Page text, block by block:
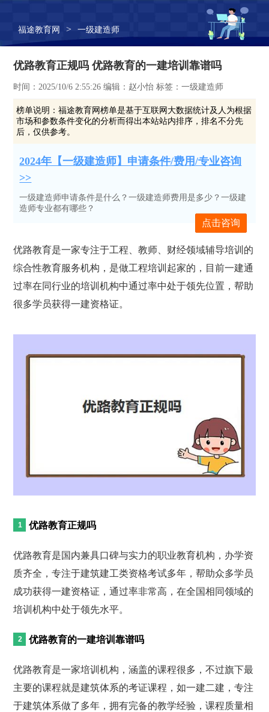
福途教育网 > 一级建造师
优路教育正规吗 优路教育的一建培训靠谱吗
时间：2025/10/6 2:55:26 编辑：赵小怡 标签：一级建造师
榜单说明：福途教育网榜单是基于互联网大数据统计及人为根据
市场和参数条件变化的分析而得出本站站内排序，排名不分先
后，仅供参考。
2024年【一级建造师】申请条件/费用/专业咨询
>>
一级建造师申请条件是什么？一级建造师费用是多少？一级建
造师专业都有哪些？
点击咨询
优路教育是一家专注于工程、教师、财经领域辅导培训的
综合性教育服务机构，是做工程培训起家的，目前一建通
过率在同行业的培训机构中通过率中处于领先位置，帮助
很多学员获得一建资格证。
优路教育正规吗
优路教育是国内兼具口碑与实力的职业教育机构，办学资
质齐全，专注于建筑建工类资格考试多年，帮助众多学员
成功获得一建资格证，通过率非常高，在全国相同领域的
培训机构中处于领先水平。
优路教育的一建培训靠谱吗
优路教育是一家培训机构，涵盖的课程很多，不过旗下最
主要的课程就是建筑体系的考证课程，如一建二建，专注
于建筑体系做了多年，拥有完备的教学经验，课程质量相